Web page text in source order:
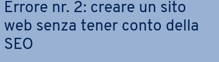
Errore nr. 2: creare un sito
web senza tener conto della
SEO